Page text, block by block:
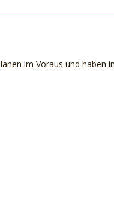
im Voraus und haben